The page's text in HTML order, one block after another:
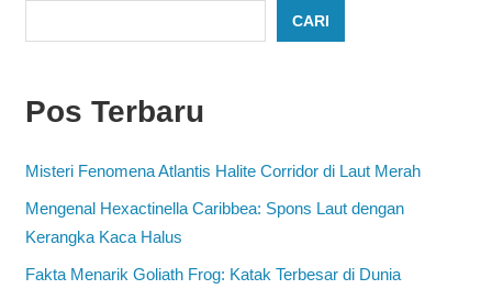
CARI
Pos Terbaru
Misteri Fenomena Atlantis Halite Corridor di Laut Merah
Mengenal Hexactinella Caribbea: Spons Laut dengan
Kerangka Kaca Halus
Fakta Menarik Goliath Frog: Katak Terbesar di Dunia